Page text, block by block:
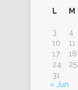
L M
3
4
10
11
17
18
24
25
31
« Jun